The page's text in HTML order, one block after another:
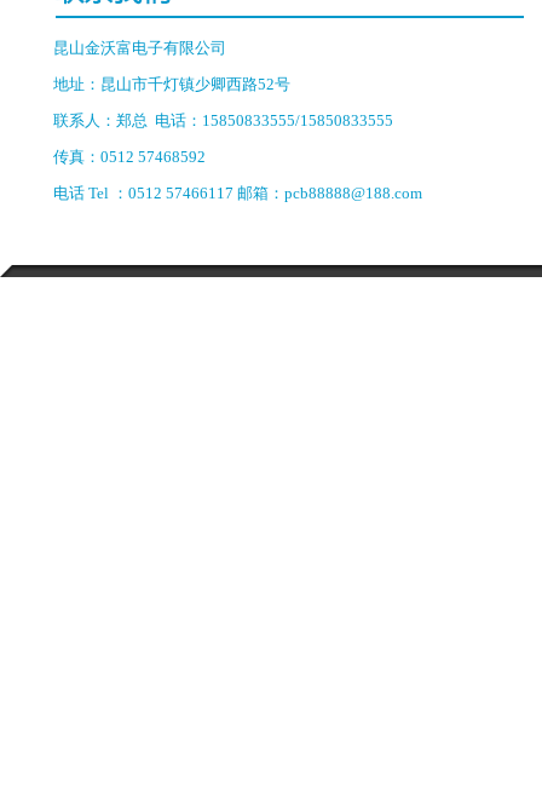
昆山金沃富电子有限公司
地址：昆山市千灯镇少卿西路52号
联系人：郑总 电话：15850833555/15850833555
传真：0512 57468592
电话 Tel ：0512 57466117 邮箱：pcb88888@188.com